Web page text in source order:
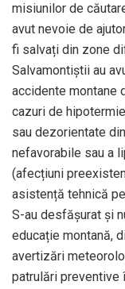
misiunilor de
avut nevoie de
fi salvați din zone
Salvamontiștii au
accidente montane
cazuri de
sau dezorientate
nefavorabile sau a
(afecțiuni
asistență tehnică
S-au desfășurat și
educație montană,
avertizări
patrulări preventive